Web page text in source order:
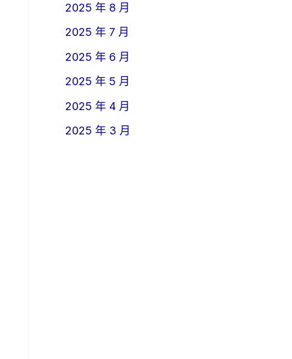
2025 年 8 月
2025 年 7 月
2025 年 6 月
2025 年 5 月
2025 年 4 月
2025 年 3 月